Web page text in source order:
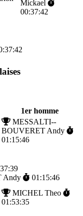
Mickael
00:37:42
1er homme
MESSALTI--
BOUVERET Andy
01:15:46
Andy
01:15:46
MICHEL Theo
01:53:35